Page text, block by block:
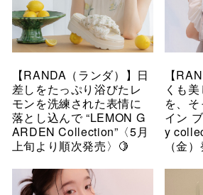
【RANDA（ランダ）】日
差しをたっぷり浴びたレ
モンを洗練された表情に
落とし込んで “LEMON G
ARDEN Collection”〈5月
上旬より順次発売〉🍋
【
くも
を、
イン
y
（金